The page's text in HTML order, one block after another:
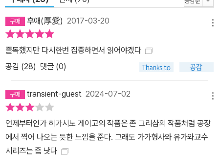
작품이다. 가가 형사의 광범위한 탐문 수사 결과, 피해자가 니혼바시
일대의 신사(神社)들을 순례해 왔으며, 천 개의 종이학을 접어 누군
가에게 속죄하고 누군가의 구원을 기도해 왔다는 사실이 밝혀진다.
가가는 그가 칼에 찔린 상태에서 니혼바시 다리까지 필사적으로 걸어
않다는 것을 알게 된다. 그것은 죽어가는 아버지가 아들을 향해 온몸
처럼 전모를 드러내지 않으며, 마지막 반전이 기어코 독자들의 눈물
샘을 자극한다. 사회파 작가 히가시노 게이고가 전하는 감동의 휴먼
스토리 『기린의 날개』에서 니혼바시 다리와 기린 조각상은 작품 전체
를 지배하는 키워드다. 니혼바시 다리는 일본에서 전국으로 뻗어나가
는 모든 도로가 시작되는 기점. 이 다리 중앙에 기린 조각상이 설치되
후애(厚愛) 2017-03-20
즐독했지만 다시한번 집중하면서 읽어야겠다
공감 (28) 댓글 (0)
transient-guest 2024-07-02
언제부터인가 히가시노 게이고의 작품은 존 그리샴의 작품처럼 공장
에서 찍어 나오는 듯한 느낌을 준다. 그래도 가가형사와 유가와교수
시리즈는 좀 낫다